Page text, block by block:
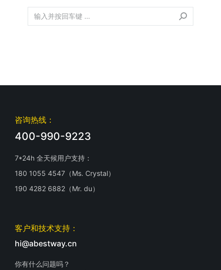
咨询热线：
400-990-9223
7*24h 全天候用户支持：
180 1055 4547（Ms. Crystal）
190 4282 6882（Mr. du）
客户和技术支持：
hi@abestway.cn
你有什么问题吗？